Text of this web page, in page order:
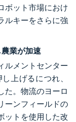
ボット市場におけ
ルキーをさらに強
業が加速
ルメントセンター
上げるにつれ、
た。物流のヨーロ
ーンフィールドの
ットを使用した改